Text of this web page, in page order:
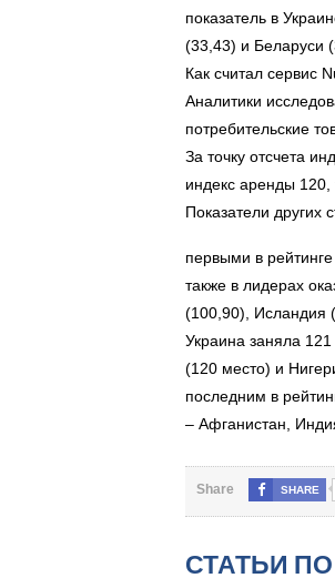
показатель в
(33,43) и Беларуси
Как считал сервис
Аналитики
потребительские
За точку отсчета
индекс аренды
Показатели других
первыми в
также в лидерах
(100,90), Исландия
Украина заняла
(120 место) и
последним в
– Афганистан,
Share SHARE
СТАТЬИ